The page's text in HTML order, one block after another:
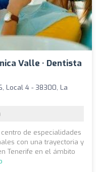
Valle · Dentista
Local 4 - 38300, La
de especialidades
con una trayectoria y
Tenerife en el ámbito